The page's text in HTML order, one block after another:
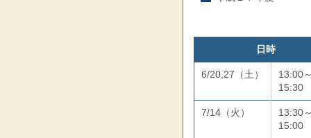
日時
6/20,27（土）
13:00
15:30
7/14（火）
13:30
15:00